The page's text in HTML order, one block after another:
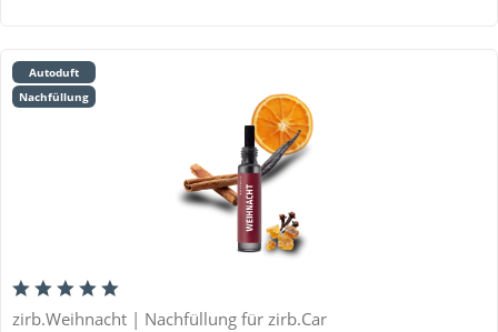
Autoduft
Nachfüllung
zirb.Weihnacht | Nachfüllung für zirb.Car